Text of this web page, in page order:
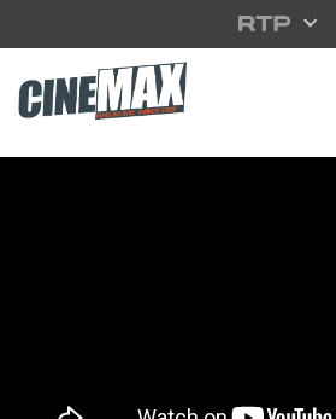
Saltar para o conteúdo principal
Filme em Cartaz